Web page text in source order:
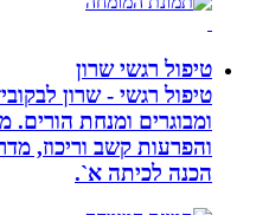
טיפול רגשי שרון
טיפול רגשי - שרון לבקוביץ
ומבוגרים ומנחת הורים.
והפרעות קשב וריכוז,
הכנה לכיתה א`.